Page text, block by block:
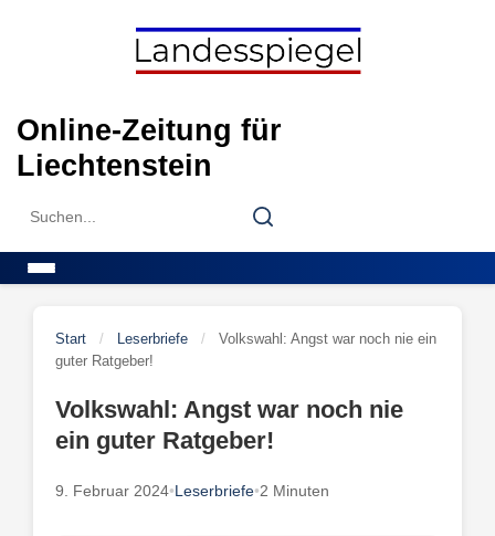
Online-Zeitung für
Liechtenstein
Search
Search
Start / Leserbriefe /
Volkswahl: Angst war noch nie ein
guter Ratgeber!
Volkswahl: Angst war noch nie
ein guter Ratgeber!
9. Februar 2024•Leserbriefe•2 Minuten